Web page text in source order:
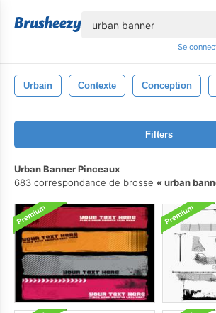
Se
Urbain Contexte Conception
Filters
Urban Banner Pinceaux
683 correspondance de brosse
urban